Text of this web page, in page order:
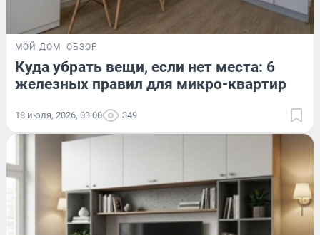
МОЙ ДОМ ОБЗОР
Куда убрать вещи, если нет места: 6
железных правил для микро-квартир
18 июля, 2026, 03:00 349